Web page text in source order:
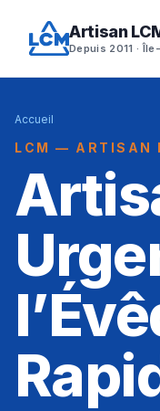
Artisan
Depuis 2011 ·
Accueil
LCM — ARTISAN